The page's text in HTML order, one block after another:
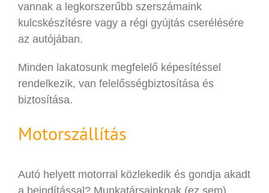
vannak a legkorszerűbb szerszámaink
kulcskészítésre vagy a régi gyújtás cserélésére
az autójában.
Minden lakatosunk megfelelő képesítéssel
rendelkezik, van felelősségbiztosítása és
biztosítása.
Motorszállítás
Autó helyett motorral közlekedik és gondja akadt
a beindítással? Munkatársainknak (ez sem)